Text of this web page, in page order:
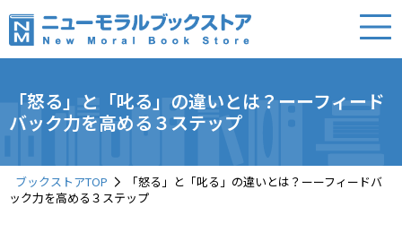
「怒る」と「叱る」の違いとは？ーーフィード
バック力を高める３ステップ
ブックストアTOP
「怒る」と「叱る」の違いとは？ーーフィードバ
ック力を高める３ステップ